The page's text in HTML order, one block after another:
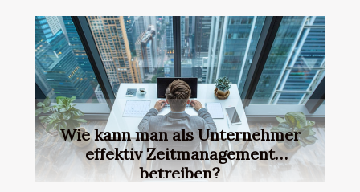
Wie kann man als Unternehmer
effektiv Zeitmanagement
betreiben?